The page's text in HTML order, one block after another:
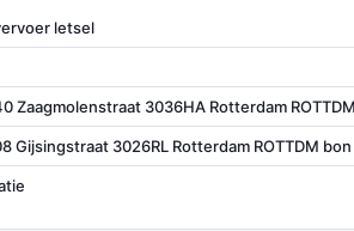
letsel
Zaagmolenstraat 3036HA Rotterdam
Gijsingstraat 3026RL Rotterdam ROTTDM